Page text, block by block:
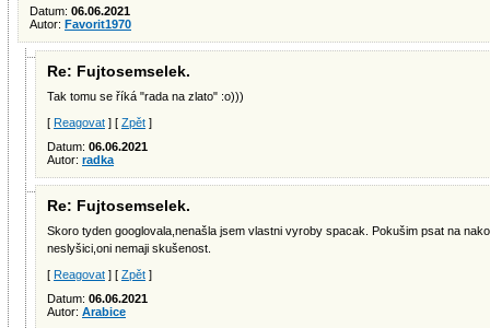
Datum: 06.06.2021
Autor: Favorit1970
Re: Fujtosemselek.
Tak tomu se říká "rada na zlato" :o)))
[ Reagovat ] [ Zpět ]
Datum: 06.06.2021
Autor: radka
Re: Fujtosemselek.
Skoro tyden googlovala,nenašla jsem vlastni vyroby spacak. Pokušim psat na
neslyšici,oni nemaji skušenost.
[ Reagovat ] [ Zpět ]
Datum: 06.06.2021
Autor: Arabice